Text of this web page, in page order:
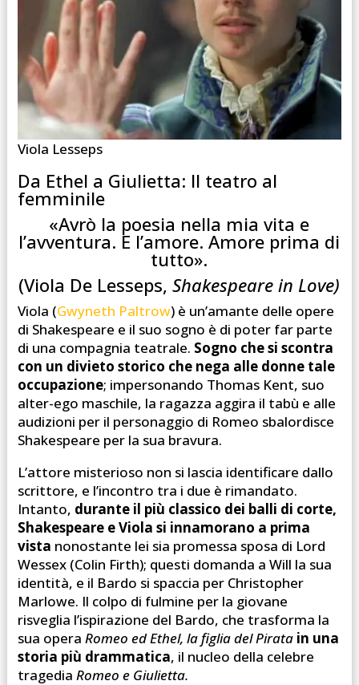
Viola Lesseps
Da Ethel a Giulietta: Il teatro al
femminile
«Avrò la poesia nella mia vita e
l’avventura. E l’amore. Amore prima di
tutto».
(Viola De Lesseps,Shakespeare in Love)
Viola (Gwyneth Paltrow) è un’amante delle opere
di Shakespeare e il suo sogno è di poter far parte
di una compagnia teatrale. Sogno che si scontra
con un divieto storico che nega alle donne tale
occupazione; impersonando Thomas Kent, suo
alter-ego maschile, la ragazza aggira il tabù e alle
audizioni per il personaggio di Romeo sbalordisce
Shakespeare per la sua bravura.
L’attore misterioso non si lascia identificare dallo
scrittore, e l’incontro tra i due è rimandato.
Intanto, durante il più classico dei balli di corte,
Shakespeare e Viola si innamorano a prima
vista nonostante lei sia promessa sposa di Lord
Wessex (Colin Firth); questi domanda a Will la sua
identità, e il Bardo si spaccia per Christopher
Marlowe. Il colpo di fulmine per la giovane
risveglia l’ispirazione del Bardo, che trasforma la
sua opera Romeo ed Ethel, la figlia del Pirata in una
storia più drammatica, il nucleo della celebre
tragedia Romeo e Giulietta.